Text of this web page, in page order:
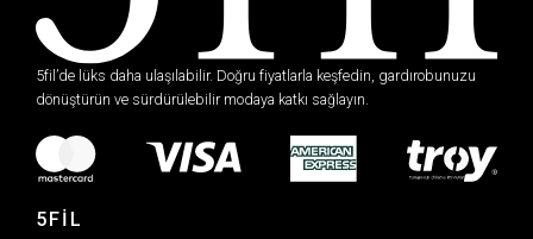
5fil’de lüks daha ulaşılabilir. Doğru fiyatlarla keşfedin, gardırobunuzu
dönüştürün ve sürdürülebilir modaya katkı sağlayın.
5FİL